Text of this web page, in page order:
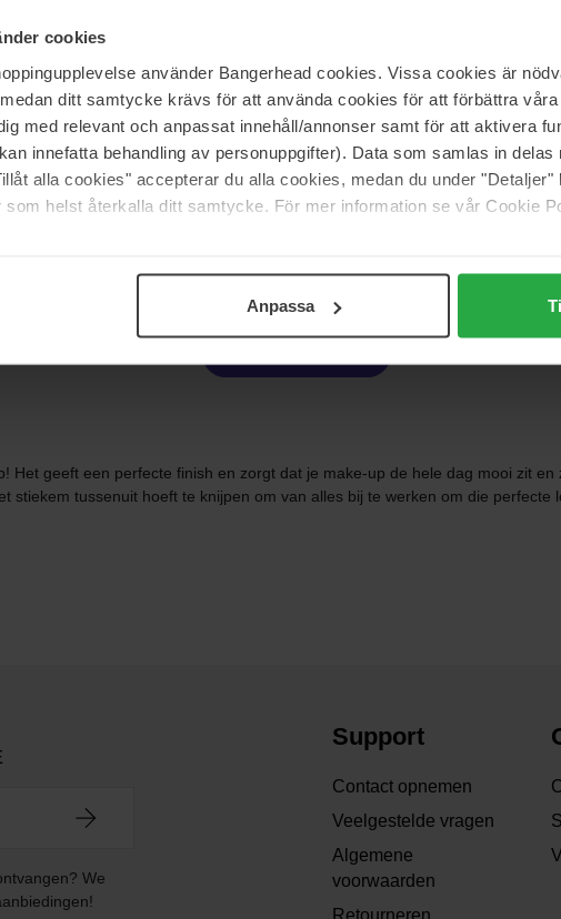
cookies
använder Bangerhead cookies. Vissa cookies är
ditt samtycke krävs för att använda cookies för att förbättra
med relevant och anpassat innehåll/annonser samt för att aktivera
innefatta behandling av personuppgifter). Data som samlas in delas
alla cookies" accepterar du alla cookies, medan du under "Detaljer"
som helst återkalla ditt samtycke. För mer information se vår Cookie
Anpassa
Spray Travel Size Duo
ml
The Glow Setting Spray
100 ml
22 € Niet op
Het geeft een perfecte finish en zorgt dat je make-up de hele dag mooi zit
stiekem tussenuit hoeft te knijpen om van alles bij te werken om die
We
Support
Contact opnemen
Veelgestelde vragen
Algemene
voorwaarden